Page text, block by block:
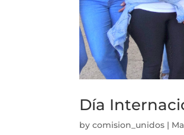
Día
bycomision_unidos |